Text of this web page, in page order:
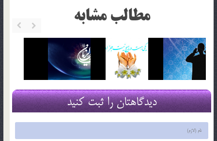
مطالب مشابه
دیدگاهتان را ثبت کنید